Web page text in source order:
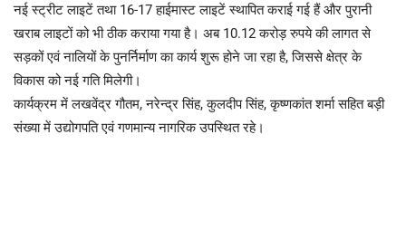
नई स्ट्रीट लाइटें तथा 16-17 हाईमास्ट लाइटें स्थापित कराई गई हैं और पुरानी
खराब लाइटों को भी ठीक कराया गया है। अब 10.12 करोड़ रुपये की लागत से
सड़कों एवं नालियों के पुनर्निर्माण का कार्य शुरू होने जा रहा है, जिससे क्षेत्र के
विकास को नई गति मिलेगी।
कार्यक्रम में लखवेंद्र गौतम, नरेन्द्र सिंह, कुलदीप सिंह, कृष्णकांत शर्मा सहित बड़ी
संख्या में उद्योगपति एवं गणमान्य नागरिक उपस्थित रहे।